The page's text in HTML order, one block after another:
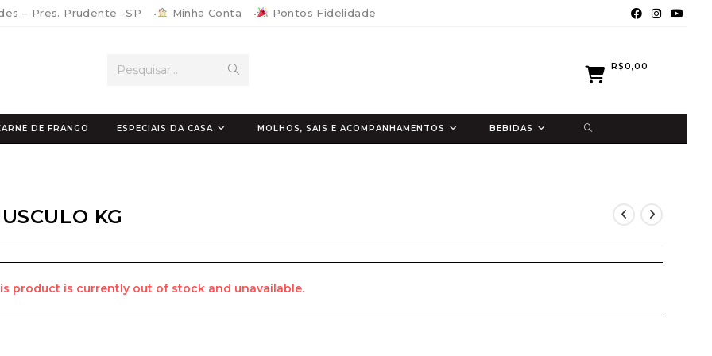
– Pres. Prudente -SP • Minha Conta • Pontos Fidelidade
Pesquisar...
DE FRANGO ESPECIAIS DA CASA MOLHOS, SAIS E ACOMPANHAMENTOS BEBIDAS
R$0,00
ALTERNAR
KG
product is currently out of stock and unavailable.